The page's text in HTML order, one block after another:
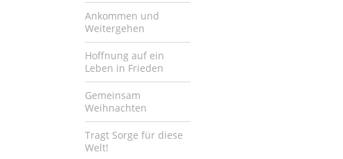
Ankommen und
Weitergehen
Hoffnung auf ein
Leben in Frieden
Gemeinsam
Weihnachten
Tragt Sorge für diese
Welt!